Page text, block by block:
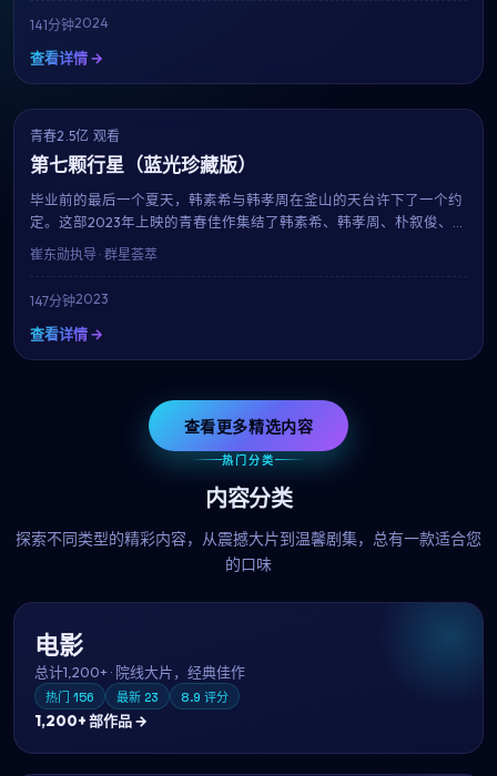
141分钟2024
查看详情 →
趋势
青春2.5亿 观看
第七颗行星（蓝光珍藏版）
毕业前的最后一个夏天，韩素希与韩孝周在釜山的天台许下了一个约
定。这部2023年上映的青春佳作集结了韩素希、韩孝周、朴叙俊、长
泽雅美等当红演员，用147分钟的篇幅记录下属于十八岁的迷茫、勇
气与心动。
崔东勋执导 · 群星荟萃
147分钟2023
查看详情 →
查看更多精选内容
热门分类
内容分类
探索不同类型的精彩内容，从震撼大片到温馨剧集，总有一款适合您
的口味
电影
总计1,200+· 院线大片，经典佳作
热门 156 最新 23 8.9 评分
1,200+部作品 →